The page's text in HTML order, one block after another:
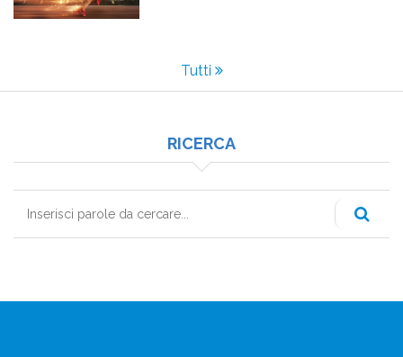
Tutti
RICERCA